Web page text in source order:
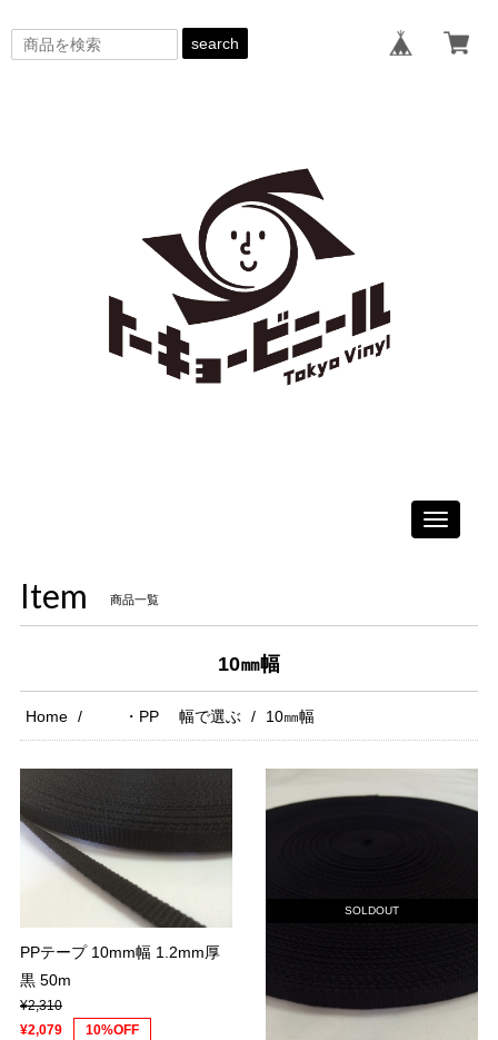
search
Toggle
Item 商品一覧
10㎜幅
Home ・PP 幅で選ぶ 10㎜幅
PPテープ 10mm幅 1.2mm厚
黒 50m
¥2,310
¥2,079
10%OFF
SOLDOUT